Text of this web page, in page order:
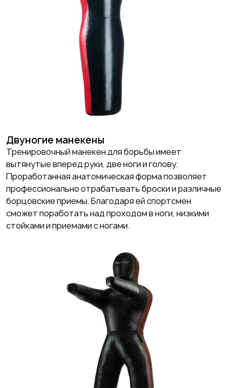
Двуногие манекены
Тренировочный манекен для борьбы имеет
вытянутые вперед руки, две ноги и голову.
Проработанная анатомическая форма позволяет
профессионально отрабатывать броски и различные
борцовские приемы. Благодаря ей спортсмен
сможет поработать над проходом в ноги, низкими
стойками и приемами с ногами.